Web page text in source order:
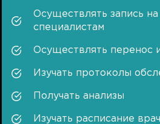
Осуществлять запись
специалистам
Осуществлять перенос
Изучать протоколы
Получать анализы
Изучать расписание